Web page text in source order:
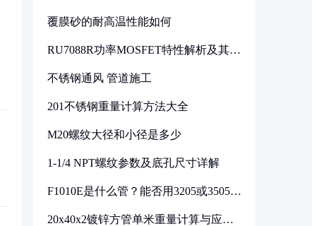
覆膜砂的耐高温性能如何
RU7088R功率MOSFET特性解析及其在
不锈钢通风 管道施工
201不锈钢重量计算方法大全
M20螺纹大径和小径是多少
1-1/4 NPT螺纹参数及底孔尺寸详解
F1010E是什么管？能否用3205或3505代
20x40x2镀锌方管单米重量计算与应用